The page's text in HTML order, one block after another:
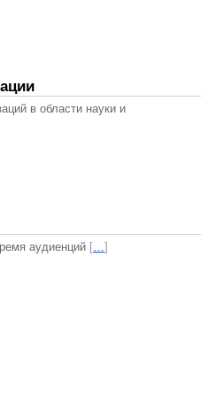
в области науки и
аудиенций […]